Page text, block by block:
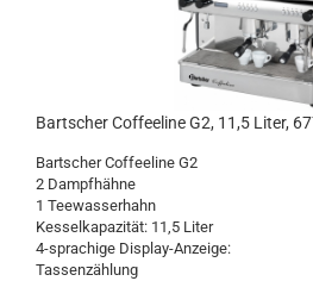
Bartscher Coffeeline G2, 11,5 Liter,
Bartscher Coffeeline G2
2 Dampfhähne
1 Teewasserhahn
Kesselkapazität: 11,5 Liter
4-sprachige Display-Anzeige:
Tassenzählung